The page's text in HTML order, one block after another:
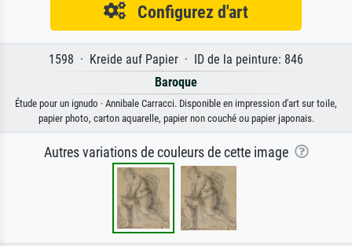
Configurez d'art
1598 · Kreide auf Papier · ID de la peinture: 846
Baroque
Étude pour un ignudo · Annibale Carracci. Disponible en impression d'art sur toile,
papier photo, carton aquarelle, papier non couché ou papier japonais.
Autres variations de couleurs de cette image